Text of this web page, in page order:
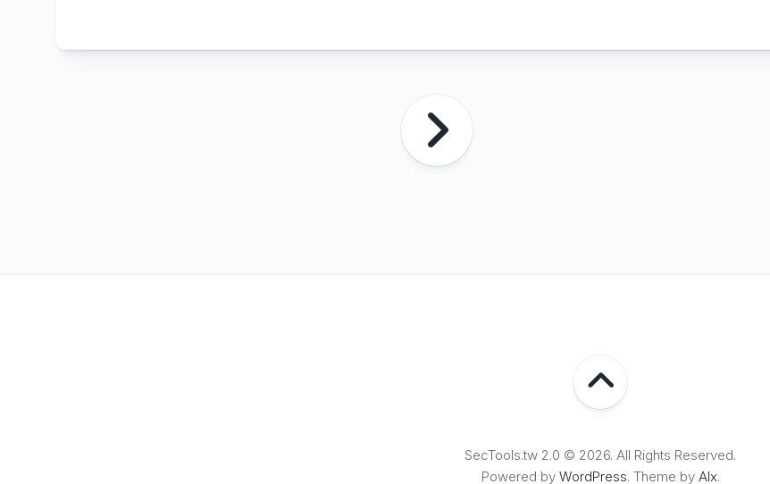
SecTools.tw 2.0 © 2026. All Rights Reserved.
Powered by WordPress. Theme by Alx.